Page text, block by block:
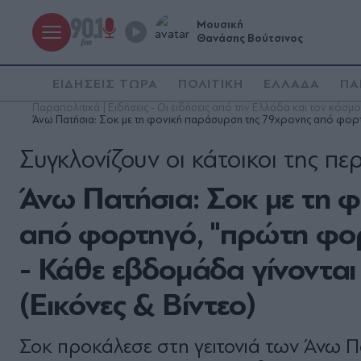
Μουσική
Θανάσης Βούτσινος
ΕΙΔΗΣΕΙΣ ΤΩΡΑ ΠΟΛΙΤΙΚΗ ΕΛΛΑΔΑ
Παραπολιτικά | Ειδήσεις - Οι ειδήσεις από την Ελλάδα και τον κόσμο
Άνω Πατήσια: Σοκ με τη φονική παράσυρση της 79χρονης από
Άνω Πατήσια: Σοκ με τη
από φορτηγό, "πρώτη
- Κάθε εβδομάδα
(Εικόνες & Βίντεο)
Συγκλονίζουν οι κάτοικοι της
Σοκ προκάλεσε στη γειτονιά των Άνω